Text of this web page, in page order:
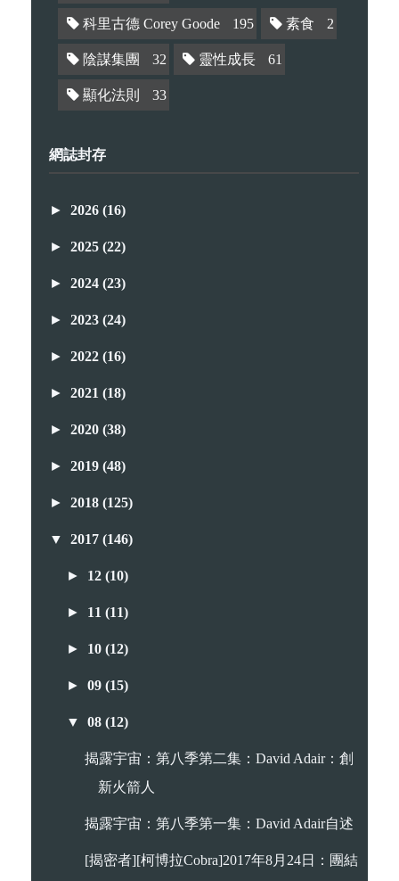
科里古德 Corey Goode 195 素食 2
陰謀集團 32 靈性成長 61
顯化法則 33
網誌封存
► 2026 (16)
► 2025 (22)
► 2024 (23)
► 2023 (24)
► 2022 (16)
► 2021 (18)
► 2020 (38)
► 2019 (48)
► 2018 (125)
▼ 2017 (146)
► 12(10)
► 11(11)
► 10(12)
►09(15)
▼08(12)
揭露宇宙：第八季第二集：David Adair：創
新火箭人
揭露宇宙：第八季第一集：David Adair自述
[揭密者][柯博拉Cobra]2017年8月24日：團結